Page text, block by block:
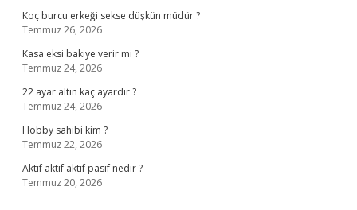
Koç burcu erkeği sekse düşkün müdür ?
Temmuz 26, 2026
Kasa eksi bakiye verir mi ?
Temmuz 24, 2026
22 ayar altın kaç ayardır ?
Temmuz 24, 2026
Hobby sahibi kim ?
Temmuz 22, 2026
Aktif aktif aktif pasif nedir ?
Temmuz 20, 2026